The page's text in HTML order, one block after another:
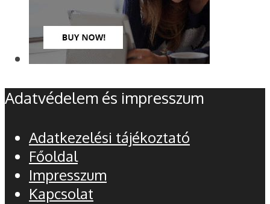
Adatvédelem és impresszum
Adatkezelési tájékoztató
Főoldal
Impresszum
Kapcsolat